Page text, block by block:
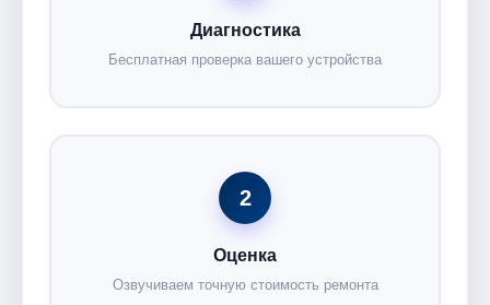
Диагностика
Бесплатная проверка вашего устройства
2
Оценка
Озвучиваем точную стоимость ремонта